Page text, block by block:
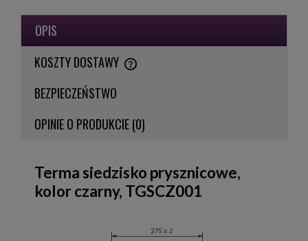
OPIS
KOSZTY DOSTAWY
CENA NIE ZAWIERA EWENTUALNYCH KOSZTÓW PŁATNOŚCI
BEZPIECZEŃSTWO
OPINIE O PRODUKCIE (0)
Terma siedzisko prysznicowe,
kolor czarny, TGSCZ001